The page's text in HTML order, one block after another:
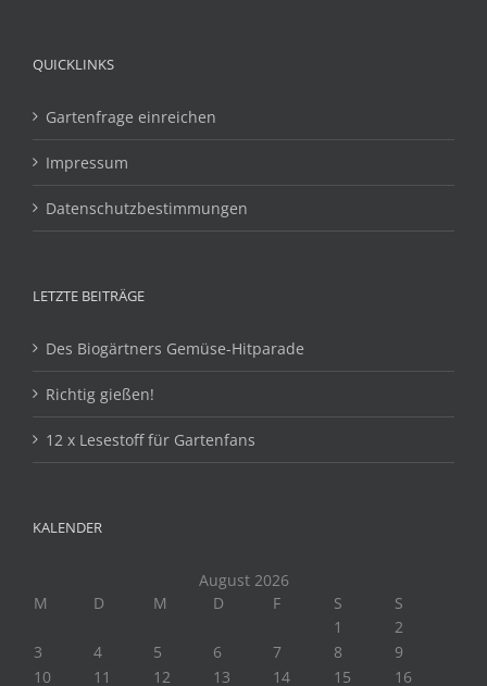
QUICKLINKS
Gartenfrage einreichen
Impressum
Datenschutzbestimmungen
LETZTE BEITRÄGE
Des Biogärtners Gemüse-Hitparade
Richtig gießen!
12 x Lesestoff für Gartenfans
KALENDER
August 2026
M
D M D F S
S
1
2
3
4 5 6 7 8
9
10
11 12 13 14 15 16